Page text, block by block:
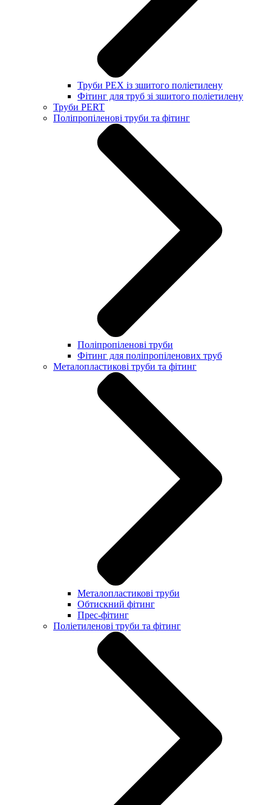
Труби PEX із зшитого поліетилену
Фітинг для труб зі зшитого поліетилену
Труби PERT
Поліпропіленові труби та фітинг
Поліпропіленові труби
Фітинг для поліпропіленових труб
Металопластикові труби та фітинг
Металопластикові труби
Обтискний фітинг
Прес-фітинг
Поліетиленові труби та фітинг